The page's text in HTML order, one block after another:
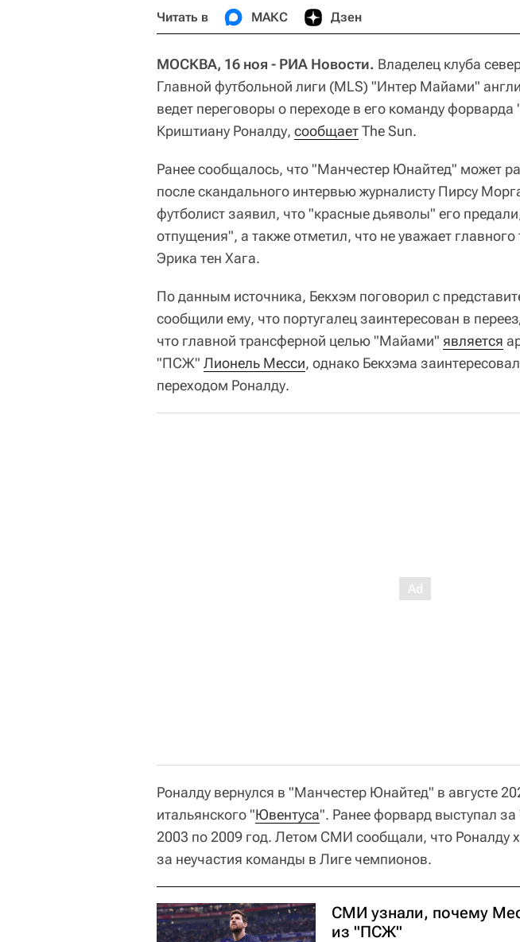
Читать в МАКС Дзен
МОСКВА, 16 ноя - РИА Новости. Владелец клуба
Главной футбольной лиги (MLS) "Интер Майами"
ведет переговоры о переходе в его команду
Криштиану Роналду, сообщаетThe Sun.
Ранее сообщалось, что "Манчестер Юнайтед" может
после скандального интервью журналисту Пирсу
футболист заявил, что "красные дьяволы" его
отпущения", а также отметил, что не уважает
Эрика тен Хага.
По данным источника, Бекхэм поговорил с
сообщили ему, что португалец заинтересован в
что главной трансферной целью "Майами" является
"ПСЖ" Лионель Месси, однако Бекхэма
переходом Роналду.
Роналду вернулся в "Манчестер Юнайтед" в августе
итальянского "Ювентуса". Ранее форвард выступал
2003 по 2009 год. Летом СМИ сообщали, что Роналду
за неучастия команды в Лиге чемпионов.
СМИ узнали, почему
из "ПСЖ"